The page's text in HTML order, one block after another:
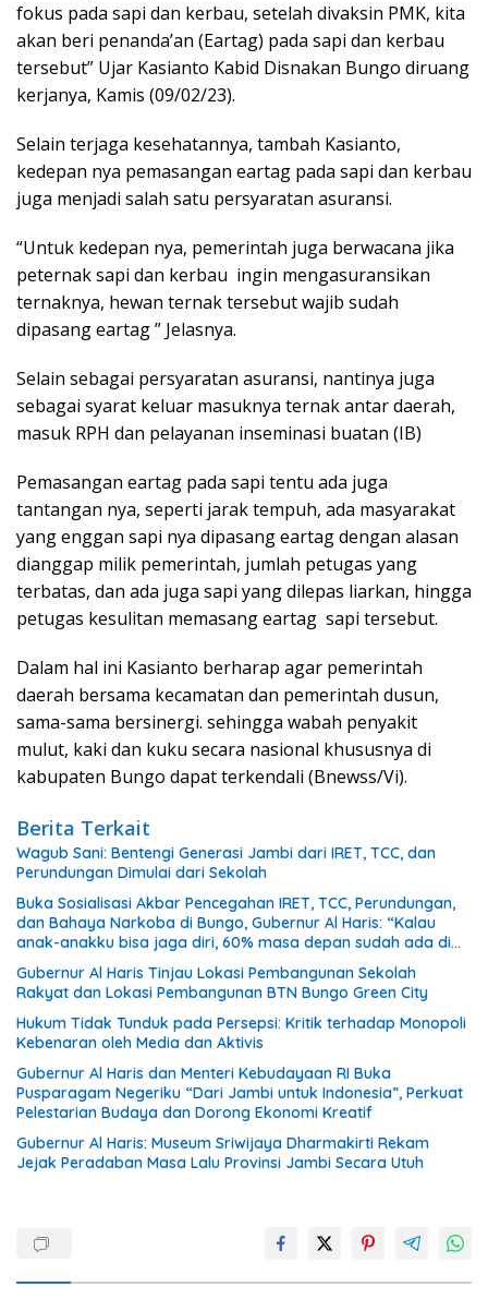
fokus pada sapi dan kerbau, setelah divaksin PMK, kita
akan beri penanda’an (Eartag) pada sapi dan kerbau
tersebut” Ujar Kasianto Kabid Disnakan Bungo diruang
kerjanya, Kamis (09/02/23).
Selain terjaga kesehatannya, tambah Kasianto,
kedepan nya pemasangan eartag pada sapi dan kerbau
juga menjadi salah satu persyaratan asuransi.
“Untuk kedepan nya, pemerintah juga berwacana jika
peternak sapi dan kerbau ingin mengasuransikan
ternaknya, hewan ternak tersebut wajib sudah
dipasang eartag ” Jelasnya.
Selain sebagai persyaratan asuransi, nantinya juga
sebagai syarat keluar masuknya ternak antar daerah,
masuk RPH dan pelayanan inseminasi buatan (IB)
Pemasangan eartag pada sapi tentu ada juga
tantangan nya, seperti jarak tempuh, ada masyarakat
yang enggan sapi nya dipasang eartag dengan alasan
dianggap milik pemerintah, jumlah petugas yang
terbatas, dan ada juga sapi yang dilepas liarkan, hingga
petugas kesulitan memasang eartag sapi tersebut.
Dalam hal ini Kasianto berharap agar pemerintah
daerah bersama kecamatan dan pemerintah dusun,
sama-sama bersinergi. sehingga wabah penyakit
mulut, kaki dan kuku secara nasional khususnya di
kabupaten Bungo dapat terkendali (Bnewss/Vi).
Berita Terkait
Wagub Sani: Bentengi Generasi Jambi dari IRET, TCC, dan
Perundungan Dimulai dari Sekolah
Buka Sosialisasi Akbar Pencegahan IRET, TCC, Perundungan,
dan Bahaya Narkoba di Bungo, Gubernur Al Haris: “Kalau
anak-anakku bisa jaga diri, 60% masa depan sudah ada di
tangan”
Gubernur Al Haris Tinjau Lokasi Pembangunan Sekolah
Rakyat dan Lokasi Pembangunan BTN Bungo Green City
Hukum Tidak Tunduk pada Persepsi: Kritik terhadap Monopoli
Kebenaran oleh Media dan Aktivis
Gubernur Al Haris dan Menteri Kebudayaan RI Buka
Pusparagam Negeriku “Dari Jambi untuk Indonesia”, Perkuat
Pelestarian Budaya dan Dorong Ekonomi Kreatif
Gubernur Al Haris: Museum Sriwijaya Dharmakirti Rekam
Jejak Peradaban Masa Lalu Provinsi Jambi Secara Utuh